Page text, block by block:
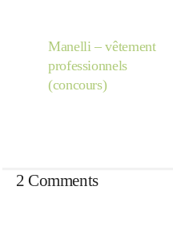
Manelli – vêtement
professionnels
(concours)
2 Comments